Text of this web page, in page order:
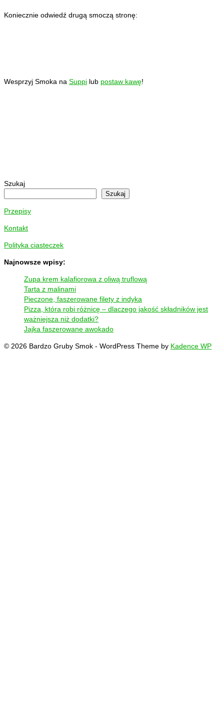
Koniecznie odwiedź drugą smoczą stronę:
Wesprzyj Smoka na Suppi lub postaw kawę!
Szukaj
Szukaj
Przepisy
Kontakt
Polityka ciasteczek
Najnowsze wpisy:
Zupa krem kalafiorowa z oliwą truflową
Tarta z malinami
Pieczone, faszerowane filety z indyka
Pizza, która robi różnicę – dlaczego jakość składników jest
ważniejsza niż dodatki?
Jajka faszerowane awokado
© 2026 Bardzo Gruby Smok - WordPress Theme by Kadence WP